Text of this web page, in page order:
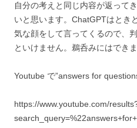
自分の考えと同じ内容が返って
いと思います。ChatGPTはとき
気な顔をして言ってくるので、
といけません。鵜呑みにはできま
Youtube で”answers for
https://www.youtube.com/